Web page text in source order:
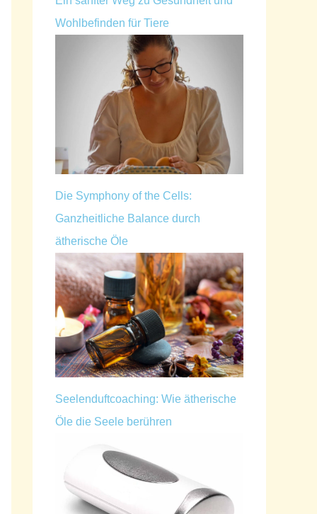
Wohlbefinden für Tiere
Die Symphony of the Cells:
Ganzheitliche Balance durch
ätherische Öle
Seelenduftcoaching: Wie ätherische
Öle die Seele berühren